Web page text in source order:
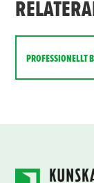
PROFESSIONELLT